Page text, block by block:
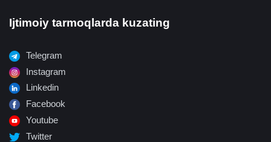
Ijtimoiy tarmoqlarda kuzating
Telegram
Instagram
Linkedin
Facebook
Youtube
Twitter